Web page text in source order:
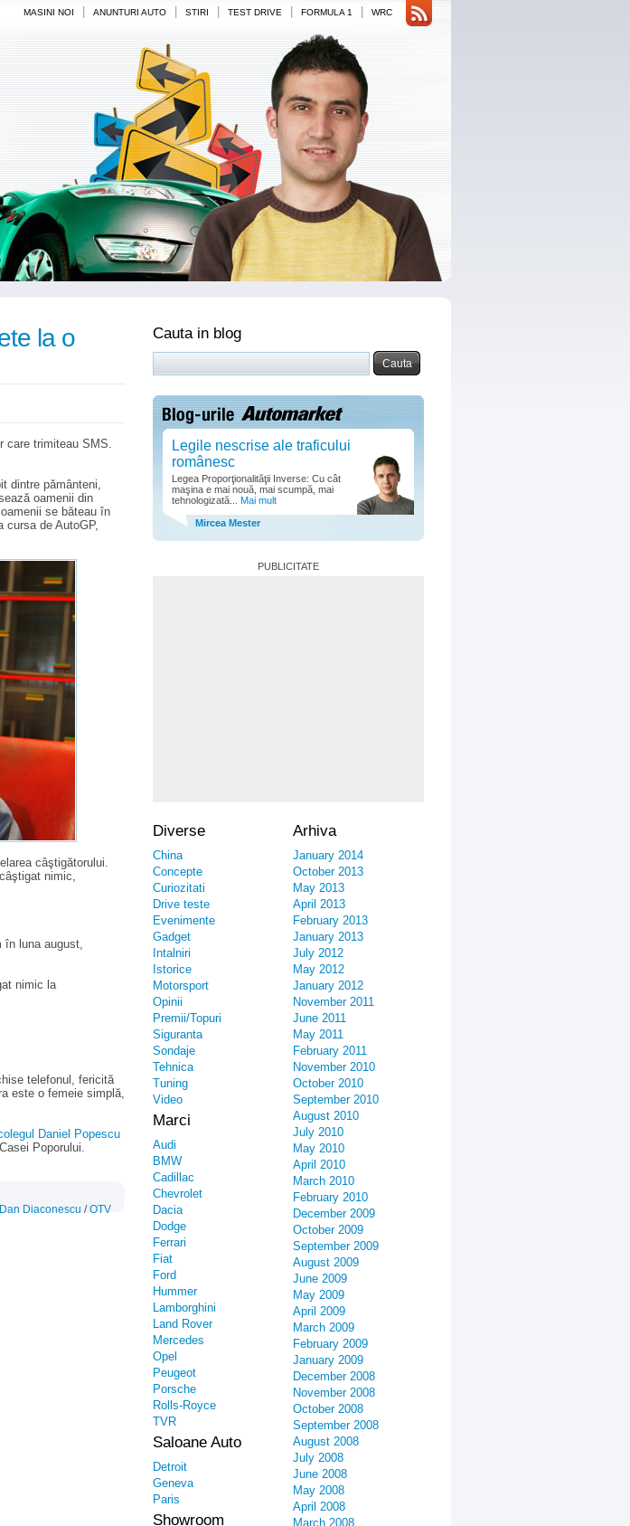
MASINI NOI ANUNTURI AUTO STIRI TEST DRIVE FORMULA 1 WRC
la o
care trimiteau SMS.
dintre pământeni,
oamenii din
se băteau în
cursa de AutoGP,
câştigătorului.
nimic,
în luna august,
nimic la
telefonul, fericită
este o femeie simplă,
Daniel Popescu
Poporului.
Dan Diaconescu /OTV
Cauta in blog
Legile nescrise ale traficului
românesc
Legea Proporţionalităţii Inverse: Cu cât
maşina e mai nouă, mai scumpă, mai
tehnologizată...
Mai mult
Mircea Mester
PUBLICITATE
Diverse
China
Concepte
Curiozitati
Drive teste
Evenimente
Gadget
Intalniri
Istorice
Motorsport
Opinii
Premii/Topuri
Siguranta
Sondaje
Tehnica
Tuning
Video
Marci
Audi
BMW
Cadillac
Chevrolet
Dacia
Dodge
Ferrari
Fiat
Ford
Hummer
Lamborghini
Land Rover
Mercedes
Opel
Peugeot
Porsche
Rolls-Royce
TVR
Saloane Auto
Detroit
Geneva
Paris
Showroom
Arhiva
January 2014
October 2013
May 2013
April 2013
February 2013
January 2013
July 2012
May 2012
January 2012
November 2011
June 2011
May 2011
February 2011
November 2010
October 2010
September 2010
August 2010
July 2010
May 2010
April 2010
March 2010
February 2010
December 2009
October 2009
September 2009
August 2009
June 2009
May 2009
April 2009
March 2009
February 2009
January 2009
December 2008
November 2008
October 2008
September 2008
August 2008
July 2008
June 2008
May 2008
April 2008
March 2008